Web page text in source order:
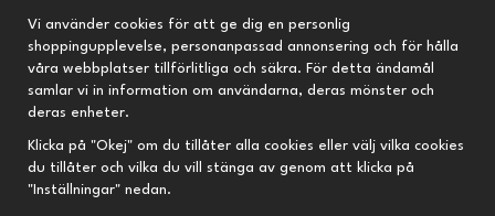
Bäst för sitt pris
Vi använder cookies för att ge dig en personlig
shoppingupplevelse, personanpassad annonsering och för hålla
våra webbplatser tillförlitliga och säkra. För detta ändamål
samlar vi in information om användarna, deras mönster och
deras enheter.
Klicka på "Okej" om du tillåter alla cookies eller välj vilka cookies
du tillåter och vilka du vill stänga av genom att klicka på
"Inställningar" nedan.